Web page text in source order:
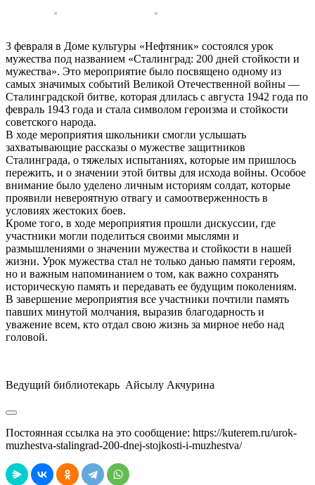
3 февраля в Доме культуры «Нефтяник» состоялся урок
мужества под названием «Сталинград: 200 дней стойкости и
мужества». Это мероприятие было посвящено одному из
самых значимых событий Великой Отечественной войны —
Сталинградской битве, которая длилась с августа 1942 года по
февраль 1943 года и стала символом героизма и стойкости
советского народа.
В ходе мероприятия школьники смогли услышать
захватывающие рассказы о мужестве защитников
Сталинграда, о тяжелых испытаниях, которые им пришлось
пережить, и о значении этой битвы для исхода войны. Особое
внимание было уделено личным историям солдат, которые
проявили невероятную отвагу и самоотверженность в
условиях жестоких боев.
Кроме того, в ходе мероприятия прошли дискуссии, где
участники могли поделиться своими мыслями и
размышлениями о значении мужества и стойкости в нашей
жизни. Урок мужества стал не только данью памяти героям,
но и важным напоминанием о том, как важно сохранять
историческую память и передавать ее будущим поколениям.
В завершение мероприятия все участники почтили память
павших минутой молчания, выразив благодарность и
уважение всем, кто отдал свою жизнь за мирное небо над
головой.
Ведущий библиотекарь Айсылу Акчурина
Постоянная ссылка на это сообщение: https://kuterem.ru/urok-
muzhestva-stalingrad-200-dnej-stojkosti-i-muzhestva/